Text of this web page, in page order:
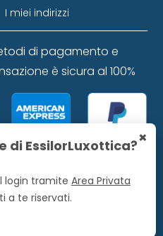
I miei indirizzi
di pagamento e
è sicura al 100%
P. IVA 01271120253
Libertà, 9 - 32021 Agordo
all'Ordine dei
728.
×
di EssilorLuxottica?
login tramite Area Privata
a te riservati.